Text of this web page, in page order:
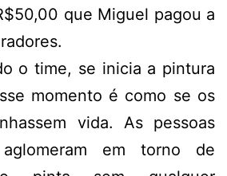
que Miguel pagou a
o time, se inicia a pintura
momento é como se os
vida. As pessoas
em torno de